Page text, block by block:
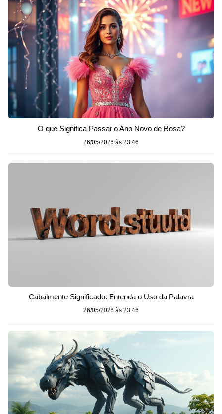
O que Significa Passar o Ano Novo de Rosa?
26/05/2026 às 23:46
Cabalmente Significado: Entenda o Uso da Palavra
26/05/2026 às 23:46